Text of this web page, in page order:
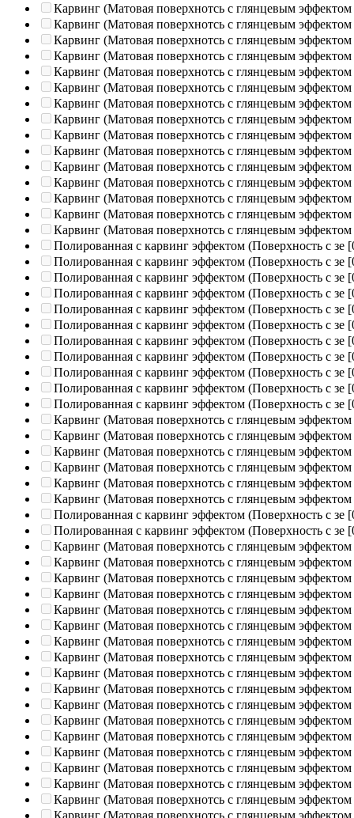
Карвинг (Матовая поверхнотсь с глянцевым эффектом
Карвинг (Матовая поверхнотсь с глянцевым эффектом
Карвинг (Матовая поверхнотсь с глянцевым эффектом
Карвинг (Матовая поверхнотсь с глянцевым эффектом
Карвинг (Матовая поверхнотсь с глянцевым эффектом
Карвинг (Матовая поверхнотсь с глянцевым эффектом
Карвинг (Матовая поверхнотсь с глянцевым эффектом
Карвинг (Матовая поверхнотсь с глянцевым эффектом
Карвинг (Матовая поверхнотсь с глянцевым эффектом
Карвинг (Матовая поверхнотсь с глянцевым эффектом
Карвинг (Матовая поверхнотсь с глянцевым эффектом
Карвинг (Матовая поверхнотсь с глянцевым эффектом
Карвинг (Матовая поверхнотсь с глянцевым эффектом
Карвинг (Матовая поверхнотсь с глянцевым эффектом
Карвинг (Матовая поверхнотсь с глянцевым эффектом
Полированная c карвинг эффектом (Поверхность с зе
Полированная c карвинг эффектом (Поверхность с зе
Полированная c карвинг эффектом (Поверхность с зе
Полированная c карвинг эффектом (Поверхность с зе
Полированная c карвинг эффектом (Поверхность с зе
Полированная c карвинг эффектом (Поверхность с зе
Полированная c карвинг эффектом (Поверхность с зе
Полированная c карвинг эффектом (Поверхность с зе
Полированная c карвинг эффектом (Поверхность с зе
Полированная c карвинг эффектом (Поверхность с зе
Полированная c карвинг эффектом (Поверхность с зе
Карвинг (Матовая поверхнотсь с глянцевым эффектом
Карвинг (Матовая поверхнотсь с глянцевым эффектом
Карвинг (Матовая поверхнотсь с глянцевым эффектом
Карвинг (Матовая поверхнотсь с глянцевым эффектом
Карвинг (Матовая поверхнотсь с глянцевым эффектом
Карвинг (Матовая поверхнотсь с глянцевым эффектом
Полированная c карвинг эффектом (Поверхность с зе
Полированная c карвинг эффектом (Поверхность с зе
Карвинг (Матовая поверхнотсь с глянцевым эффектом
Карвинг (Матовая поверхнотсь с глянцевым эффектом
Карвинг (Матовая поверхнотсь с глянцевым эффектом
Карвинг (Матовая поверхнотсь с глянцевым эффектом
Карвинг (Матовая поверхнотсь с глянцевым эффектом
Карвинг (Матовая поверхнотсь с глянцевым эффектом
Карвинг (Матовая поверхнотсь с глянцевым эффектом
Карвинг (Матовая поверхнотсь с глянцевым эффектом
Карвинг (Матовая поверхнотсь с глянцевым эффектом
Карвинг (Матовая поверхнотсь с глянцевым эффектом
Карвинг (Матовая поверхнотсь с глянцевым эффектом
Карвинг (Матовая поверхнотсь с глянцевым эффектом
Карвинг (Матовая поверхнотсь с глянцевым эффектом
Карвинг (Матовая поверхнотсь с глянцевым эффектом
Карвинг (Матовая поверхнотсь с глянцевым эффектом
Карвинг (Матовая поверхнотсь с глянцевым эффектом
Карвинг (Матовая поверхнотсь с глянцевым эффектом